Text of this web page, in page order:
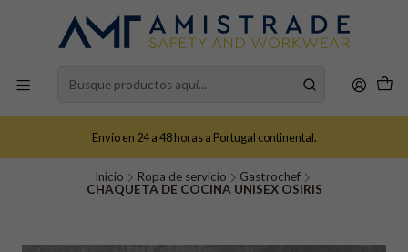
Envío en 24 a 48 horas a Portugal continental.
Inicio Ropa de servicio
Gastrochef
CHAQUETA DE COCINA UNISEX OSIRIS